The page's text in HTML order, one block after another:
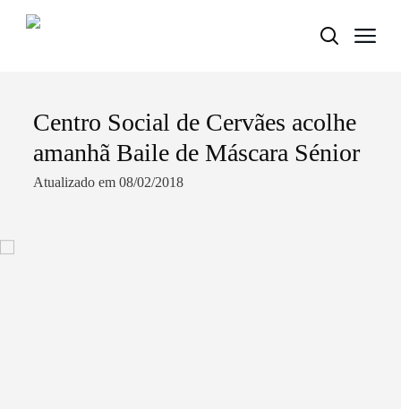
Termo de Pesquisa
Centro Social de Cervães acolhe
amanhã Baile de Máscara Sénior
Atualizado em 08/02/2018